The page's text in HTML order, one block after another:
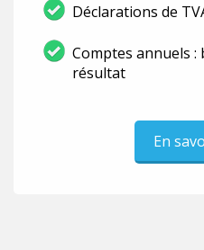
Déclarations de
Comptes annuels :
résultat
En